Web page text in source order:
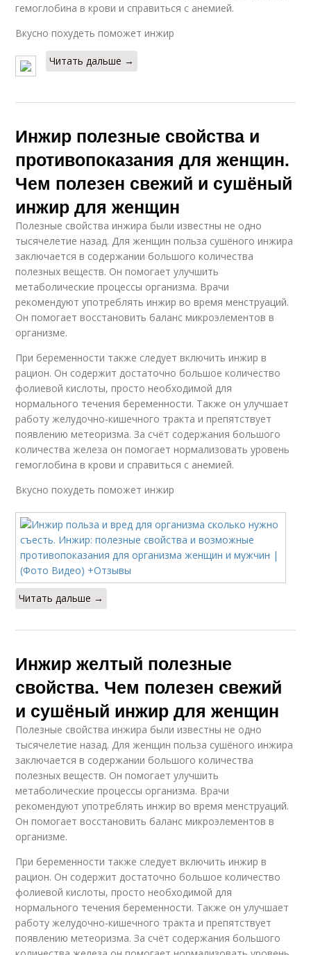
гемоглобина в крови и справиться с анемией.
Вкусно похудеть поможет инжир
Читать дальше →
Инжир полезные свойства и
противопоказания для женщин.
Чем полезен свежий и сушёный
инжир для женщин
Полезные свойства инжира были известны не одно
тысячелетие назад. Для женщин польза сушёного инжира
заключается в содержании большого количества
полезных веществ. Он помогает улучшить
метаболические процессы организма. Врачи
рекомендуют употреблять инжир во время менструаций.
Он помогает восстановить баланс микроэлементов в
организме.
При беременности также следует включить инжир в
рацион. Он содержит достаточно большое количество
фолиевой кислоты, просто необходимой для
нормального течения беременности. Также он улучшает
работу желудочно-кишечного тракта и препятствует
появлению метеоризма. За счёт содержания большого
количества железа он помогает нормализовать уровень
гемоглобина в крови и справиться с анемией.
Вкусно похудеть поможет инжир
Читать дальше →
Инжир желтый полезные
свойства. Чем полезен свежий
и сушёный инжир для женщин
Полезные свойства инжира были известны не одно
тысячелетие назад. Для женщин польза сушёного инжира
заключается в содержании большого количества
полезных веществ. Он помогает улучшить
метаболические процессы организма. Врачи
рекомендуют употреблять инжир во время менструаций.
Он помогает восстановить баланс микроэлементов в
организме.
При беременности также следует включить инжир в
рацион. Он содержит достаточно большое количество
фолиевой кислоты, просто необходимой для
нормального течения беременности. Также он улучшает
работу желудочно-кишечного тракта и препятствует
появлению метеоризма. За счёт содержания большого